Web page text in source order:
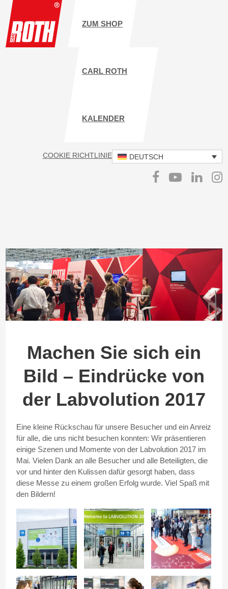
ZUM SHOP
CARL ROTH
KALENDER
DEUTSCH DATENSCHUTZ
IMPRESSUM
COOKIE RICHTLINIE
Machen Sie sich ein
Bild – Eindrücke von
der Labvolution 2017
Eine kleine Rückschau für unsere Besucher und ein Anreiz
für alle, die uns nicht besuchen konnten: Wir präsentieren
einige Szenen und Momente von der Labvolution 2017 im
Mai. Vielen Dank an alle Besucher und alle Beteiligten, die
vor und hinter den Kulissen dafür gesorgt haben, dass
diese Messe zu einem großen Erfolg wurde. Viel Spaß mit
den Bildern!